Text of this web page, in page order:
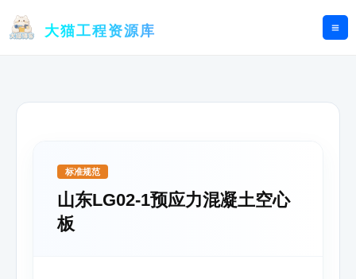
大猫工程资源库
标准规范
山东LG02-1预应力混凝土空心
板